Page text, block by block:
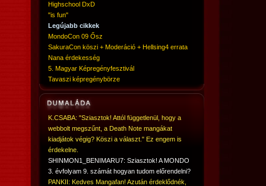
Highschool DxD
"is fun"
Legújabb cikkek
MondoCon 09 Ősz
SakuraCon köszi + Moderáció + Hellsing4 errata
Nana érdekesség
5. Magyar Képregényfesztivál
Tavaszi képregénybörze
K.CSABA: "Sziasztok! Attól függetlenül, hogy a
webbolt megszűnt, a Death Note mangákat
kiadjátok végig? Köszi a választ." Ez engem is
érdekelne.
SHINMON1_BENIMARU7: Sziasztok! A MONDO
3. évfolyam 9. számát hogyan tudom előrendelni?
PANKII: Kedves Mangafan! Azután érdeklődnék,